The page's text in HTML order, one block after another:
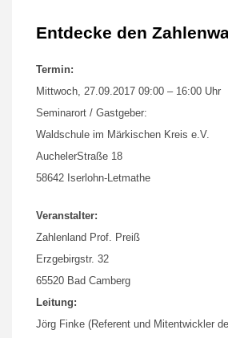
Entdecke den
Termin:
Mittwoch, 27.09.2017 09:00 – 16:00 Uhr
Seminarort / Gastgeber:
Waldschule im Märkischen Kreis e.V.
AuchelerStraße 18
58642 Iserlohn-Letmathe
Veranstalter:
Zahlenland Prof. Preiß
Erzgebirgstr. 32
65520 Bad Camberg
Leitung:
Jörg Finke (Referent und Mitentwickler